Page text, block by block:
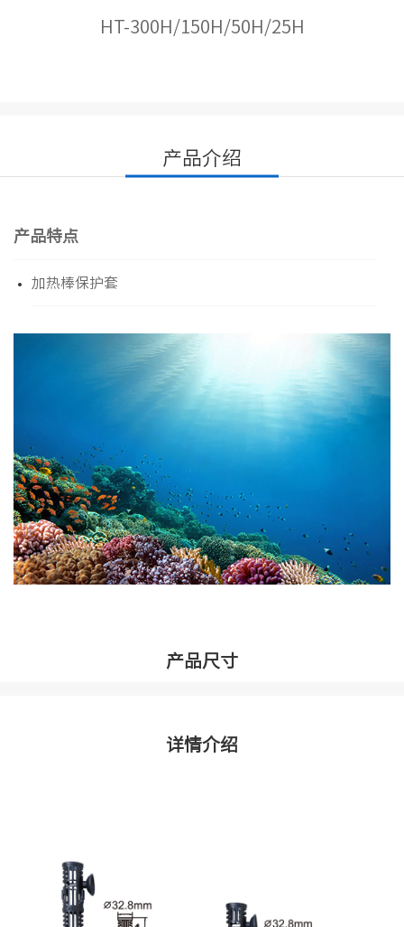
HT-300H/150H/50H/25H
产品介绍
产品特点
加热棒保护套
产品尺寸
详情介绍